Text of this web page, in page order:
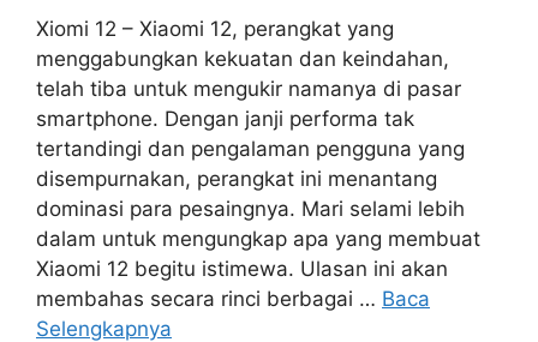
Xiomi 12 – Xiaomi 12, perangkat yang
menggabungkan kekuatan dan keindahan,
telah tiba untuk mengukir namanya di pasar
smartphone. Dengan janji performa tak
tertandingi dan pengalaman pengguna yang
disempurnakan, perangkat ini menantang
dominasi para pesaingnya. Mari selami lebih
dalam untuk mengungkap apa yang membuat
Xiaomi 12 begitu istimewa. Ulasan ini akan
membahas secara rinci berbagai … Baca
Selengkapnya